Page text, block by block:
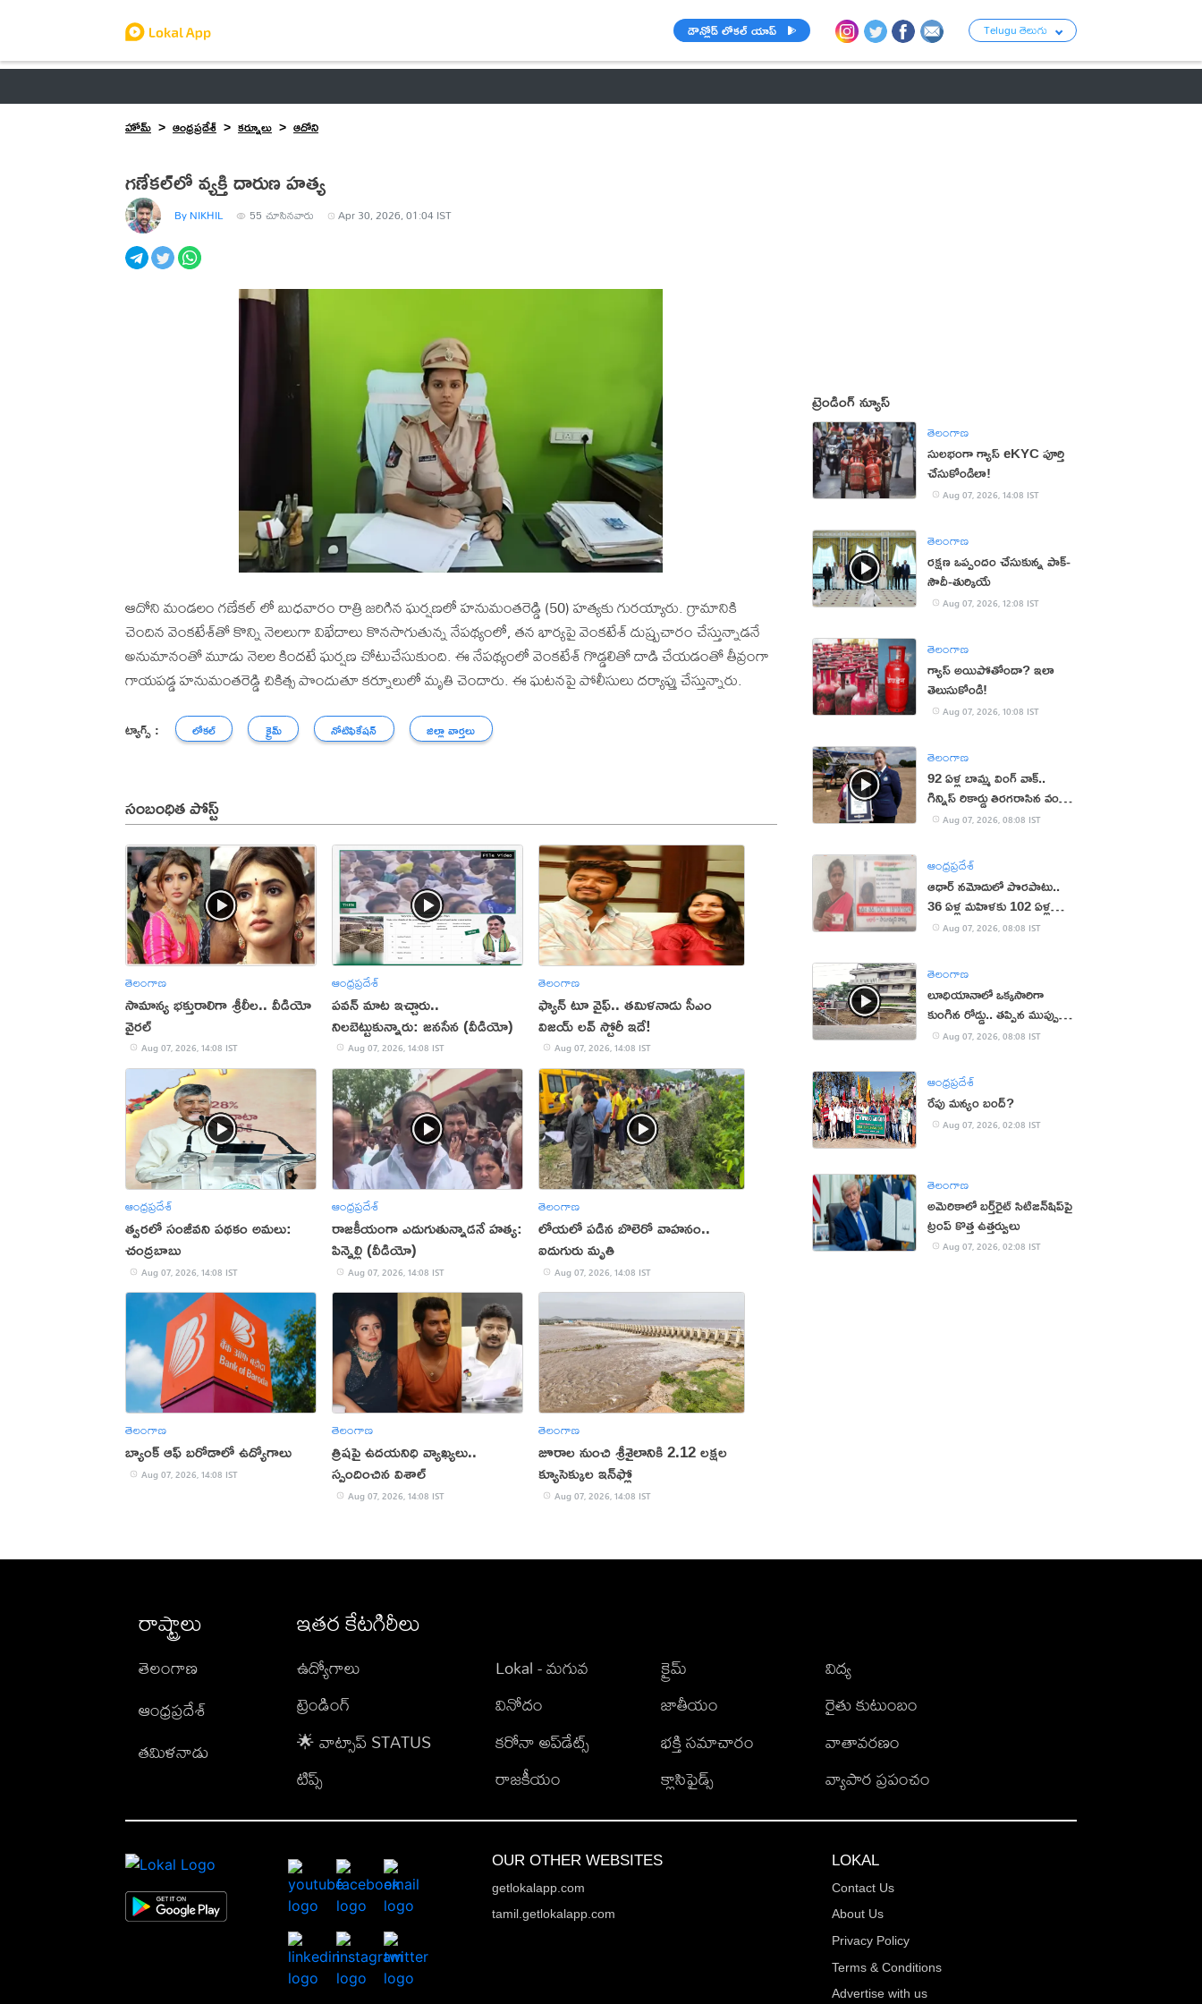
డౌన్లోడ్ లోకల్ యాప్ Telugu తెలుగు
హోమ్
ఆంధ్రప్రదేశ్ కర్నూలు ఆదోని
గణేకల్‌లో వ్యక్తి దారుణ హత్య
By NIKHIL 55 చూసినవారు Apr 30, 2026, 01:04 IST
ఆదోని మండలం గణేకల్ లో బుధవారం రాత్రి జరిగిన ఘర్షణలో హనుమంతరెడ్డి (50) హత్యకు గురయ్యారు. గ్రామానికి
చెందిన వెంకటేశ్‌తో కొన్ని నెలలుగా విభేదాలు కొనసాగుతున్న నేపథ్యంలో, తన భార్యపై వెంకటేశ్ దుష్ప్రచారం చేస్తున్నాడనే
అనుమానంతో మూడు నెలల కిందటే ఘర్షణ చోటుచేసుకుంది. ఈ నేపథ్యంలో వెంకటేశ్ గొడ్డలితో దాడి చేయడంతో తీవ్రంగా
గాయపడ్డ హనుమంతరెడ్డి చికిత్స పొందుతూ కర్నూలులో మృతి చెందారు. ఈ ఘటనపై పోలీసులు దర్యాప్తు చేస్తున్నారు.
ట్యాగ్స్ : లోకల్ క్రైమ్ నోటిఫికేషన్ జిల్లా వార్తలు
సంబంధిత పోస్ట్
తెలంగాణ
సామాన్య భక్తురాలిగా శ్రీలీల.. వీడియో
వైరల్
Aug 07, 2026, 14:08 IST
ఆంధ్రప్రదేశ్
పవన్ మాట ఇచ్చారు..
నిలబెట్టుకున్నారు: జనసేన (వీడియో)
Aug 07, 2026, 14:08 IST
తెలంగాణ
ఫ్యాన్ టూ వైఫ్.. తమిళనాడు సీఎం
విజయ్ లవ్ స్టోరీ ఇదే!
Aug 07, 2026, 14:08 IST
ఆంధ్రప్రదేశ్
త్వరలో సంజీవని పథకం అమలు:
చంద్రబాబు
Aug 07, 2026, 14:08 IST
ఆంధ్రప్రదేశ్
రాజకీయంగా ఎదుగుతున్నాడనే హత్య:
పిన్నెల్లి (వీడియో)
Aug 07, 2026, 14:08 IST
తెలంగాణ
లోయలో పడిన బొలెరో వాహనం..
ఐదుగురు మృతి
Aug 07, 2026, 14:08 IST
తెలంగాణ
బ్యాంక్ ఆఫ్ బరోడాలో ఉద్యోగాలు
Aug 07, 2026, 14:08 IST
తెలంగాణ
త్రిషపై ఉదయనిధి వ్యాఖ్యలు..
స్పందించిన విశాల్
Aug 07, 2026, 14:08 IST
తెలంగాణ
జూరాల నుంచి శ్రీశైలానికి 2.12 లక్షల
క్యూసెక్కుల ఇన్‌ఫ్లో
Aug 07, 2026, 14:08 IST
ట్రెండింగ్ న్యూస్
తెలంగాణ
సులభంగా గ్యాస్ eKYC పూర్తి
చేసుకోండిలా!
Aug 07, 2026, 14:08 IST
తెలంగాణ
రక్షణ ఒప్పందం చేసుకున్న పాక్‌-
సౌదీ-తుర్కియే
Aug 07, 2026, 12:08 IST
తెలంగాణ
గ్యాస్ అయిపోతోందా? ఇలా
తెలుసుకోండి!
Aug 07, 2026, 10:08 IST
తెలంగాణ
92 ఏళ్ల బామ్మ వింగ్ వాక్..
గిన్నిస్ రికార్డు తిరగరాసిన వండర్
ఉమెన్Aug 07, 2026, 08:08 IST
ఆంధ్రప్రదేశ్
ఆధార్‌ నమోదులో పొరపాటు..
36 ఏళ్ల మహిళకు 102 ఏళ్ల
వయసు!
Aug 07, 2026, 08:08 IST
తెలంగాణ
లూధియానాలో ఒక్కసారిగా
కుంగిన రోడ్డు.. తప్పిన ముప్పు
(వీడియో)
Aug 07, 2026, 08:08 IST
ఆంధ్రప్రదేశ్
రేపు మన్యం బంద్‌?
Aug 07, 2026, 02:08 IST
తెలంగాణ
అమెరికాలో బర్త్‌రైట్ సిటిజన్‌షిప్‌పై
ట్రంప్ కొత్త ఉత్తర్వులు
Aug 07, 2026, 02:08 IST
రాష్ట్రాలు
తెలంగాణ
ఆంధ్రప్రదేశ్
తమిళనాడు
ఇతర కేటగిరీలు
ఉద్యోగాలు
ట్రెండింగ్
🌟 వాట్సాప్ STATUS
టిప్స్
Lokal - మగువ
వినోదం
కరోనా అప్‌డేట్స్
రాజకీయం
క్రైమ్
జాతీయం
భక్తి సమాచారం
క్లాసిఫైడ్స్
విద్య
రైతు కుటుంబం
వాతావరణం
వ్యాపార ప్రపంచం
OUR OTHER WEBSITES
getlokalapp.com
tamil.getlokalapp.com
LOKAL
Contact Us
About Us
Privacy Policy
Terms & Conditions
Advertise with us